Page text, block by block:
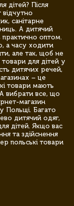
дітей? Після
санітарне
А дитячий
практично оптом.
а часу ходити
але так, щоб не
для дітей у
дитячих речей,
– це
товари мають
А вибрати все, що
магазин
Польщі. Багато
дитячий одяг,
дітей. Якщо вас
та здійснення
польські товари